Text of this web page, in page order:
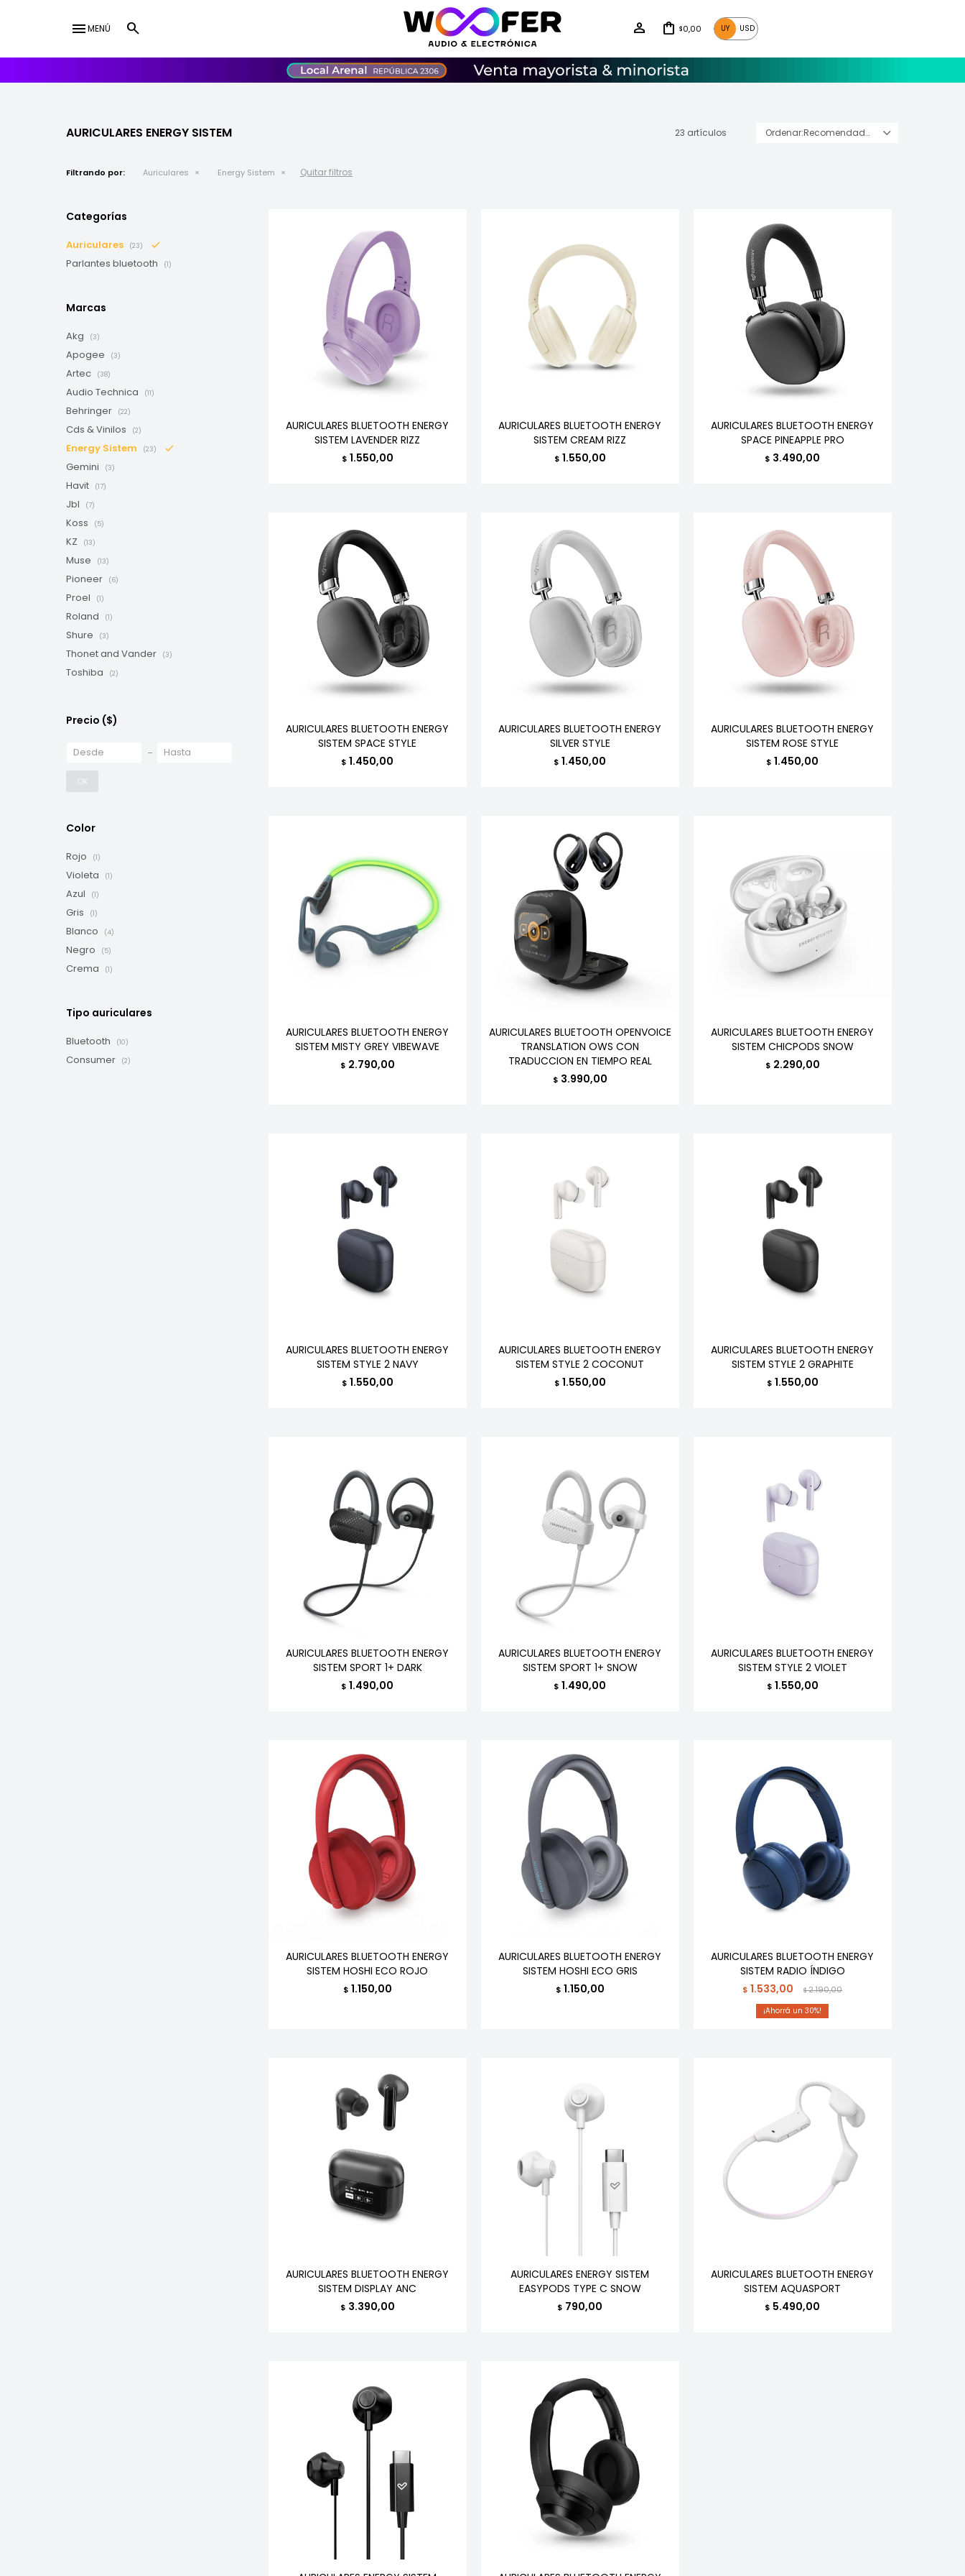
menuMENÚ $0,00 UY USD
AURICULARES ENERGY SISTEM 23 artículos Recomendados
Filtrando por: Auriculares Energy Sistem Quitar filtros
AURICULARES BLUETOOTH ENERGY
SISTEM LAVENDER RIZZ
$ 1.550,00
AURICULARES BLUETOOTH ENERGY
SISTEM CREAM RIZZ
$ 1.550,00
AURICULARES BLUETOOTH ENERGY
SPACE PINEAPPLE PRO
$ 3.490,00
AURICULARES BLUETOOTH ENERGY
SISTEM SPACE STYLE
$ 1.450,00
AURICULARES BLUETOOTH ENERGY
SILVER STYLE
$ 1.450,00
AURICULARES BLUETOOTH ENERGY
SISTEM ROSE STYLE
$ 1.450,00
AURICULARES BLUETOOTH ENERGY
SISTEM MISTY GREY VIBEWAVE
$ 2.790,00
AURICULARES BLUETOOTH OPENVOICE
TRANSLATION OWS CON
TRADUCCION EN TIEMPO REAL
$ 3.990,00
AURICULARES BLUETOOTH ENERGY
SISTEM CHICPODS SNOW
$ 2.290,00
AURICULARES BLUETOOTH ENERGY
SISTEM STYLE 2 NAVY
$ 1.550,00
AURICULARES BLUETOOTH ENERGY
SISTEM STYLE 2 COCONUT
$ 1.550,00
AURICULARES BLUETOOTH ENERGY
SISTEM STYLE 2 GRAPHITE
$ 1.550,00
AURICULARES BLUETOOTH ENERGY
SISTEM SPORT 1+ DARK
$ 1.490,00
AURICULARES BLUETOOTH ENERGY
SISTEM SPORT 1+ SNOW
$ 1.490,00
AURICULARES BLUETOOTH ENERGY
SISTEM STYLE 2 VIOLET
$ 1.550,00
AURICULARES BLUETOOTH ENERGY
SISTEM HOSHI ECO ROJO
$ 1.150,00
AURICULARES BLUETOOTH ENERGY
SISTEM HOSHI ECO GRIS
$ 1.150,00
AURICULARES BLUETOOTH ENERGY
SISTEM RADIO ÍNDIGO
$ 1.533,00 $2.190,00
30
AURICULARES BLUETOOTH ENERGY
SISTEM DISPLAY ANC
$ 3.390,00
AURICULARES ENERGY SISTEM
EASYPODS TYPE C SNOW
$ 790,00
AURICULARES BLUETOOTH ENERGY
SISTEM AQUASPORT
$ 5.490,00
Categorías
Auriculares (23)
Parlantes bluetooth (1)
Marcas
Akg (3)
Apogee (3)
Artec (38)
Audio Technica (11)
Behringer (22)
Cds & Vinilos (2)
Energy Sistem (23)
Gemini (3)
Havit (17)
Jbl (7)
Koss (5)
KZ (13)
Muse (13)
Pioneer (6)
Proel (1)
Roland (1)
Shure (3)
Thonet and Vander (3)
Toshiba (2)
Precio ($)
OK
Color
Rojo (1)
Violeta (1)
Azul (1)
Gris (1)
Blanco (4)
Negro (5)
Crema (1)
Tipo auriculares
Bluetooth (10)
Consumer (2)